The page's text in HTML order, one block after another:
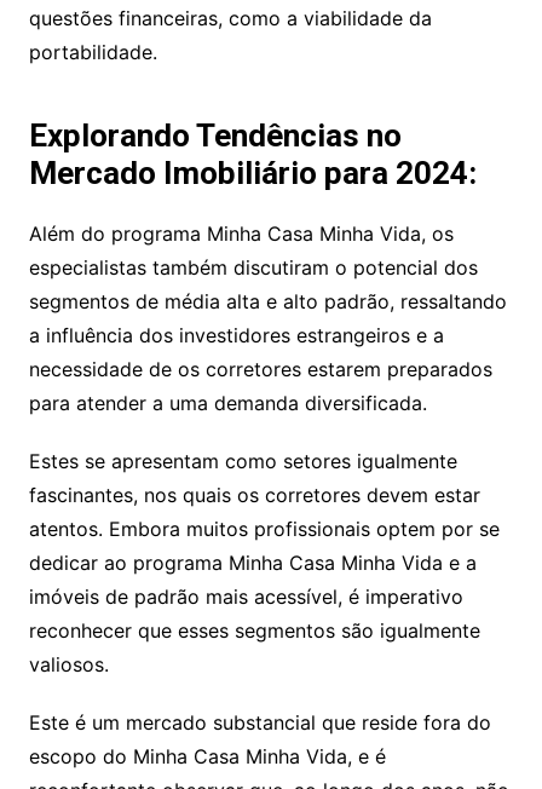
questões financeiras, como a viabilidade da
portabilidade.
Explorando Tendências no
Mercado Imobiliário para 2024:
Além do programa Minha Casa Minha Vida, os
especialistas também discutiram o potencial dos
segmentos de média alta e alto padrão, ressaltando
a influência dos investidores estrangeiros e a
necessidade de os corretores estarem preparados
para atender a uma demanda diversificada.
Estes se apresentam como setores igualmente
fascinantes, nos quais os corretores devem estar
atentos. Embora muitos profissionais optem por se
dedicar ao programa Minha Casa Minha Vida e a
imóveis de padrão mais acessível, é imperativo
reconhecer que esses segmentos são igualmente
valiosos.
Este é um mercado substancial que reside fora do
escopo do Minha Casa Minha Vida, e é